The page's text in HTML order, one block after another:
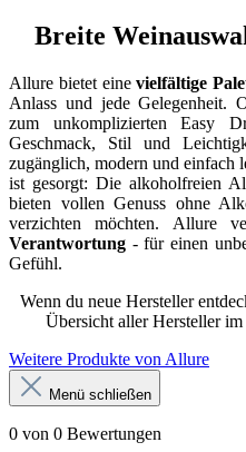
Breite
Allure bietet einevielfältige
Anlass und jede Gelegenheit.
zum unkomplizierten Easy
Geschmack, Stil und
zugänglich, modern und einfach
ist gesorgt: Die alkoholfreien
bieten vollen Genuss ohne
verzichten möchten. Allure
Verantwortung - für einen
Gefühl.
Wenn du neue Hersteller
Übersicht aller Hersteller
Weitere Produkte von Allure
Menü schließen
0 von 0 Bewertungen